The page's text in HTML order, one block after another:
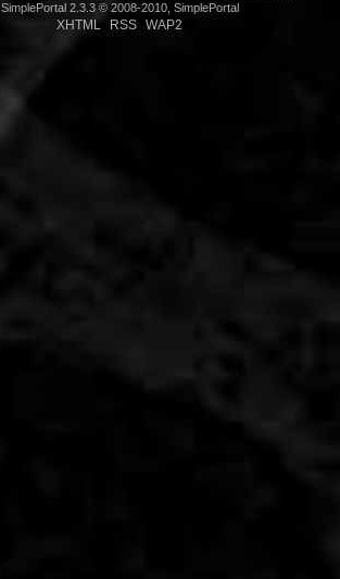
SimplePortal 2.3.3 © 2008-2010, SimplePortal
XHTML RSS WAP2